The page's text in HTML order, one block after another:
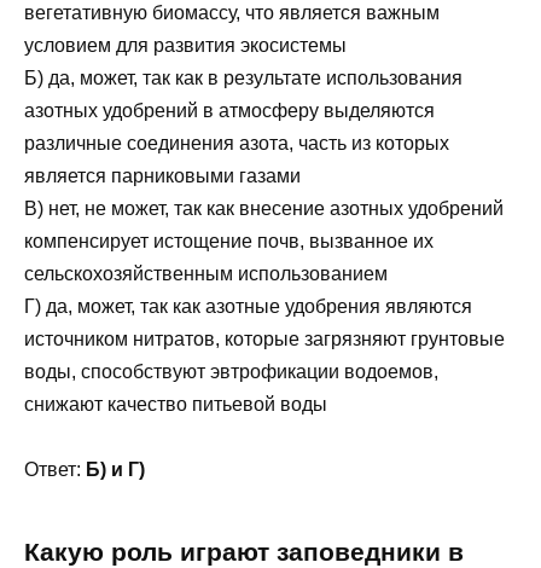
вегетативную биомассу, что является важным
условием для развития экосистемы
Б) да, может, так как в результате использования
азотных удобрений в атмосферу выделяются
различные соединения азота, часть из которых
является парниковыми газами
В) нет, не может, так как внесение азотных удобрений
компенсирует истощение почв, вызванное их
сельскохозяйственным использованием
Г) да, может, так как азотные удобрения являются
источником нитратов, которые загрязняют грунтовые
воды, способствуют эвтрофикации водоемов,
снижают качество питьевой воды
Ответ: Б) и Г)
Какую роль играют заповедники в